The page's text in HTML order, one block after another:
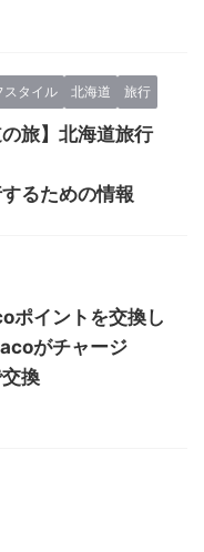
スタイル 北海道 旅行
の旅】北海道旅行
るための情報
ポイントを交換し
がチャージ
交換